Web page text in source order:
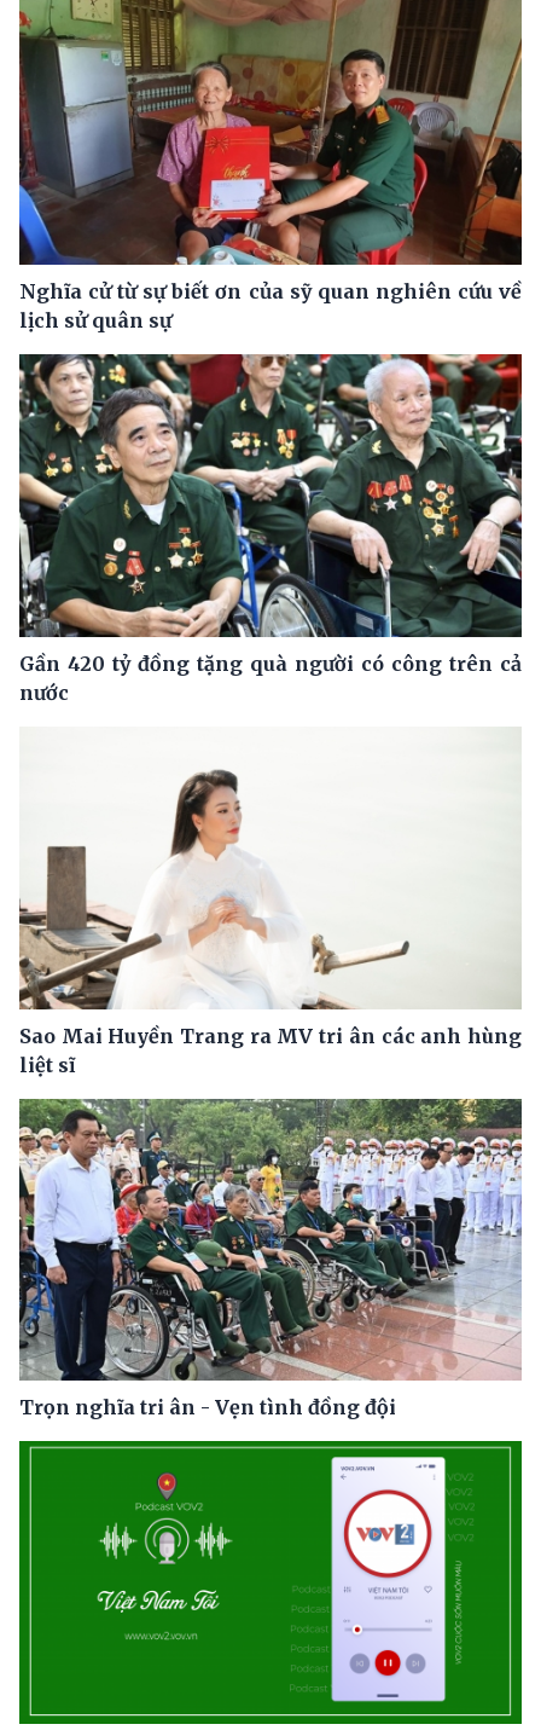
Nghĩa cử từ sự biết ơn của sỹ quan nghiên cứu về
lịch sử quân sự
Gần 420 tỷ đồng tặng quà người có công trên cả
nước
Sao Mai Huyền Trang ra MV tri ân các anh hùng
liệt sĩ
Trọn nghĩa tri ân - Vẹn tình đồng đội